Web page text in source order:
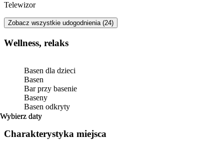
Wybierz daty
Wybierz daty
Telewizor
Zobacz wszystkie udogodnienia (24)
Wellness, relaks
Basen dla dzieci
Basen
Bar przy basenie
Baseny
Basen odkryty
Charakterystyka miejsca